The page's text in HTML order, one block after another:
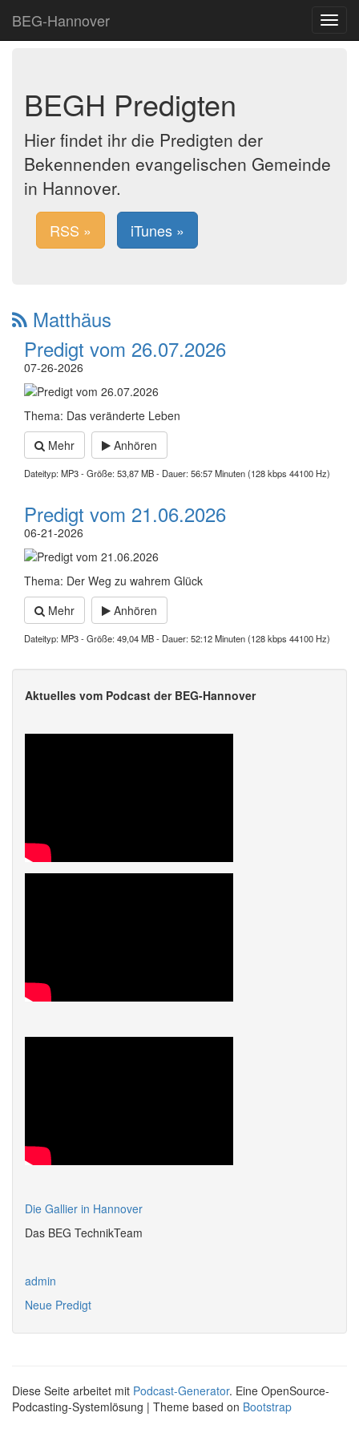
BEG-Hannover
Toggle
BEGH Predigten
Hier findet ihr die Predigten der
Bekennenden evangelischen Gemeinde
in Hannover.
RSS » iTunes »
Matthäus
Predigt vom 26.07.2026
07-26-2026
Thema: Das veränderte Leben
Mehr
Anhören
Dateityp: MP3 - Größe: 53,87 MB - Dauer: 56:57 Minuten (128 kbps 44100 Hz)
Predigt vom 21.06.2026
06-21-2026
Thema: Der Weg zu wahrem Glück
Mehr
Anhören
Dateityp: MP3 - Größe: 49,04 MB - Dauer: 52:12 Minuten (128 kbps 44100 Hz)
Aktuelles vom Podcast der BEG-Hannover
Die Gallier in Hannover
Das BEG TechnikTeam
admin
Neue Predigt
Diese Seite arbeitet mit Podcast-Generator. Eine OpenSource-
Podcasting-Systemlösung | Theme based on Bootstrap